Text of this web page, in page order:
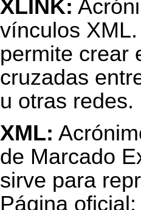
XLINK:
vínculos
permite crear
cruzadas
u otras
XML:
de Marcado
sirve para
Página oficial: